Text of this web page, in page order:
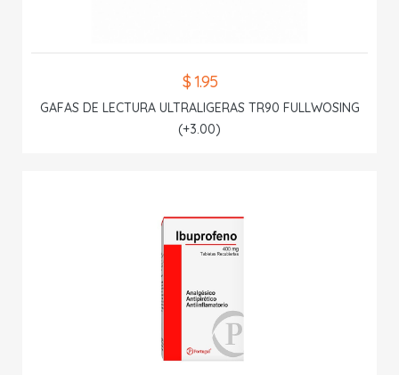
$ 1.95
GAFAS DE LECTURA ULTRALIGERAS TR90 FULLWOSING
(+3.00)